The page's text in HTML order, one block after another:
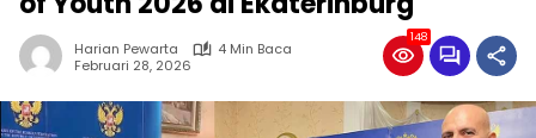
Harian Pewarta
4 Min Baca
Februari 28, 2026
148